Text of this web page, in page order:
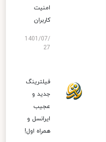
امنیت
کاربران
1401/07/
27
فیلترینگ
جدید و
عجیب
ایرانسل و
همراه اول!